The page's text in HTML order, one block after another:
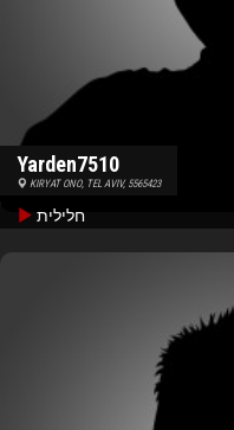
Yarden7510
KIRYAT ONO, TEL AVIV, 5565423
חלילית